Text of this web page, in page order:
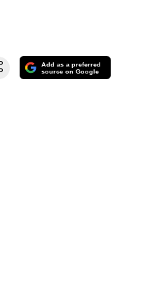
Add as a preferred
source on Google